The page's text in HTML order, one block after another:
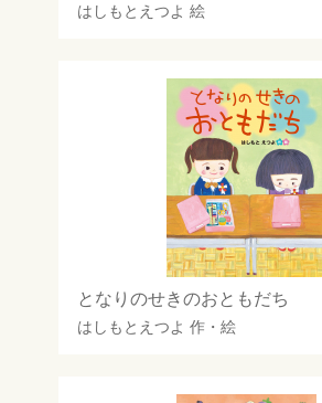
はしもとえつよ 絵
となりのせきのおともだち
はしもとえつよ 作・絵